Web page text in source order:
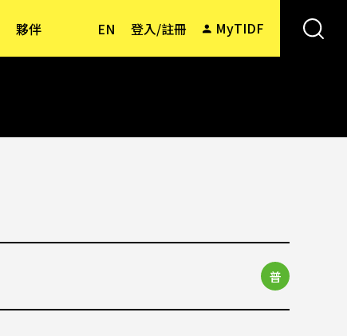
EN 登入/註冊 MyTIDF
夥伴
普